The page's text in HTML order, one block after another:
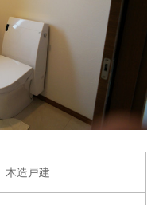
木造戸建